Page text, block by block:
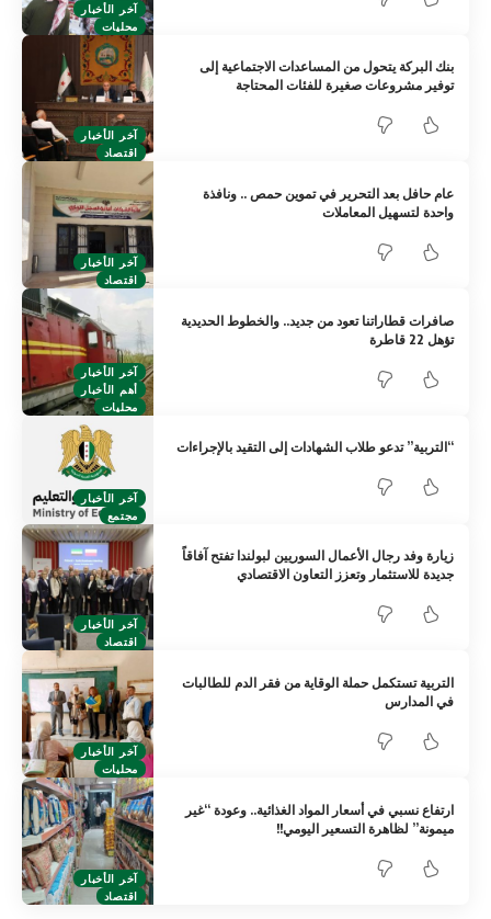
آخر الأخبار
محليات
آخر الأخبار
اقتصاد
بنك البركة يتحول من المساعدات الاجتماعية إلى
توفير مشروعات صغيرة للفئات المحتاجة
آخر الأخبار
اقتصاد
عام حافل بعد التحرير في تموين حمص .. ونافذة
واحدة لتسهيل المعاملات
آخر الأخبار
أهم الأخبار
محليات
صافرات قطاراتنا تعود من جديد.. والخطوط الحديدية
تؤهل 22 قاطرة
آخر الأخبار
مجتمع
“التربية” تدعو طلاب الشهادات إلى التقيد بالإجراءات
آخر الأخبار
اقتصاد
زيارة وفد رجال الأعمال السوريين لبولندا تفتح آفاقاً
جديدة للاستثمار وتعزز التعاون الاقتصادي
آخر الأخبار
محليات
التربية تستكمل حملة الوقاية من فقر الدم للطالبات
في المدارس
آخر الأخبار
اقتصاد
ارتفاع نسبي في أسعار المواد الغذائية.. وعودة “غير
ميمونة” لظاهرة التسعير اليومي!!